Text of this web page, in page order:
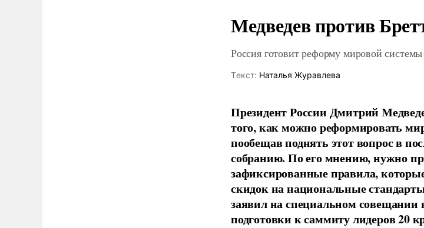
Медведев против
Россия готовит реформу мировой
Tекст: Наталья Журавлева
Президент России Дмитрий
того, как можно реформировать
пообещав поднять этот вопрос в
собранию. По его мнению, нужно
зафиксированные правила,
скидок на национальные
заявил на специальном
подготовки к саммиту лидеров 20